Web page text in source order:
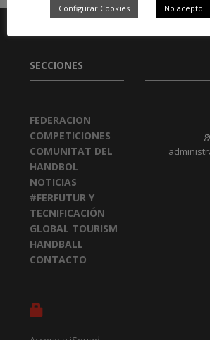
SECCIONES
FEDERACION
COMPETICIONES
COMUNITAT DEL
HANDBOL
NOTICIAS
#FERFUTUR Y
TECNIFICACIÓN
GLOBAL TOURISM
HANDBALL
CONTACTO
Configurar Cookies No acepto